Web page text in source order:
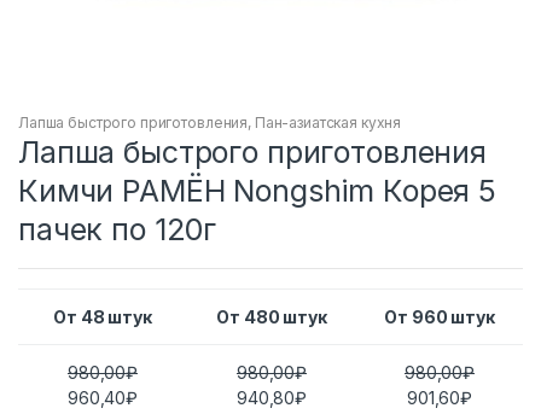
Лапша быстрого приготовления, Пан-азиатская кухня
Лапша быстрого приготовления
Кимчи РАМЁН Nongshim Корея 5
пачек по 120г
От 48 штук От 480 штук От 960 штук
980,00₽
960,40₽
980,00₽
940,80₽
980,00₽
901,60₽